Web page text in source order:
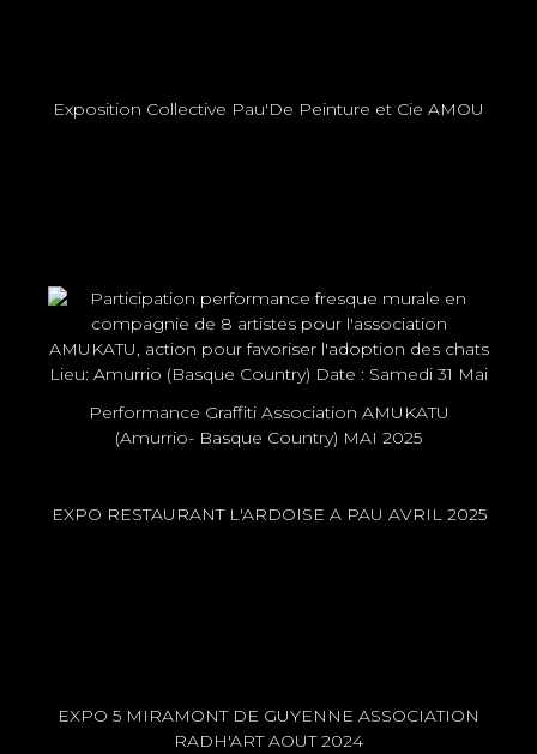
Exposition Collective Pau'De Peinture et Cie AMOU
Performance Graffiti Association AMUKATU
(Amurrio- Basque Country) MAI 2025
EXPO RESTAURANT L'ARDOISE A PAU AVRIL 2025
EXPO 5 MIRAMONT DE GUYENNE ASSOCIATION
RADH'ART AOUT 2024